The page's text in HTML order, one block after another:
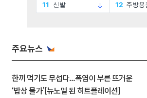
주요뉴스
한끼 먹기도 무섭다...폭염이 부른 뜨거운
‘밥상 물가’[뉴노멀 된 히트플레이션]